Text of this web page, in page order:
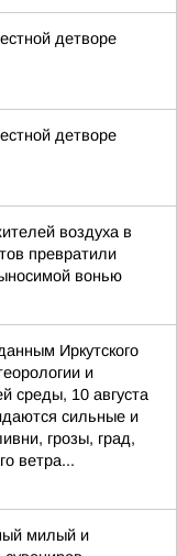
детворе
детворе
воздуха в
превратили
вонью
Иркутского
и
среды, 10 августа
сильные и
грозы, град,
ветра...
милый и